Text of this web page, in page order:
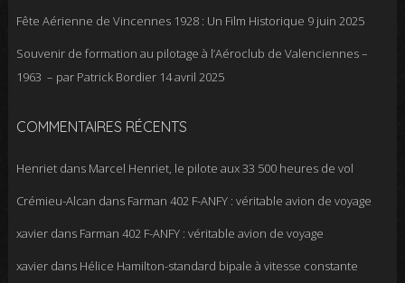
Fête Aérienne de Vincennes 1928 : Un Film Historique 9 juin 2025
Souvenir de formation au pilotage à l’Aéroclub de Valenciennes –
1963 – par Patrick Bordier 14 avril 2025
COMMENTAIRES RÉCENTS
Henrietdans Marcel Henriet, le pilote aux 33 500 heures de vol
Crémieu-Alcan dans Farman 402 F-ANFY : véritable avion de voyage
xavierdans Farman 402 F-ANFY : véritable avion de voyage
xavierdans Hélice Hamilton-standard bipale à vitesse constante